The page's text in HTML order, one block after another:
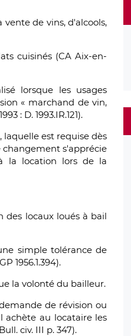
de vins, d'alcools,
cuisinés (CA Aix-en-
lorsque les usages
« marchand de vin,
: D. 1993.IR.121).
est requise dès
changement s'apprécie
la location lors de la
des locaux loués à bail
simple tolérance de
1956.1.394).
la volonté du bailleur.
de révision ou
au locataire les
civ. III p. 347).